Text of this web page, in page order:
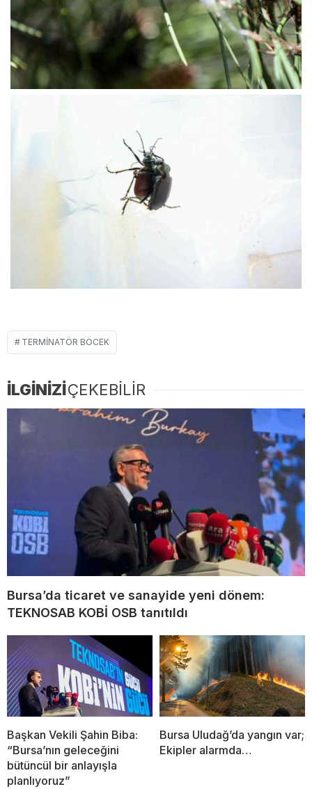
TERMINATÖR BÖCEK
İLGİNİZİÇEKEBİLİR
Bursa’da ticaret ve sanayide yeni dönem:
TEKNOSAB KOBİ OSB tanıtıldı
Başkan Vekili Şahin Biba:
“Bursa’nın geleceğini
bütüncül bir anlayışla
planlıyoruz”
Bursa Uludağ’da yangın var;
Ekipler alarmda…